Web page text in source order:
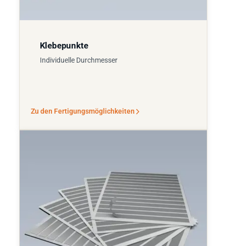
Klebepunkte
Individuelle Durchmesser
Zu den Fertigungsmöglichkeiten